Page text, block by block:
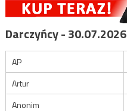
Darczyńcy - 30.07.2026
AP
Artur
Anonim